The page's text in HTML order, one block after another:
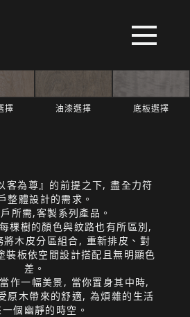
擇 油漆選擇 底板選擇
客為尊』的前提之下, 盡全力符
整體設計的需求。
所需,客製系列產品。
棵樹的顏色與紋路也有所區別,
將木皮分區組合, 重新排皮、對
裝板依空間設計搭配且無明顯色
差。
作一幅美景, 當你置身其中時,
原木帶來的舒適, 為煩雜的生活
個幽靜的時空。